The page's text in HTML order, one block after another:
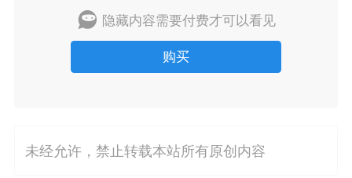
Lv.8 极品会员 靓号
黑凤梨
隐藏内容需要付费才可以看见
购买
未经允许，禁止转载本站所有原创内容